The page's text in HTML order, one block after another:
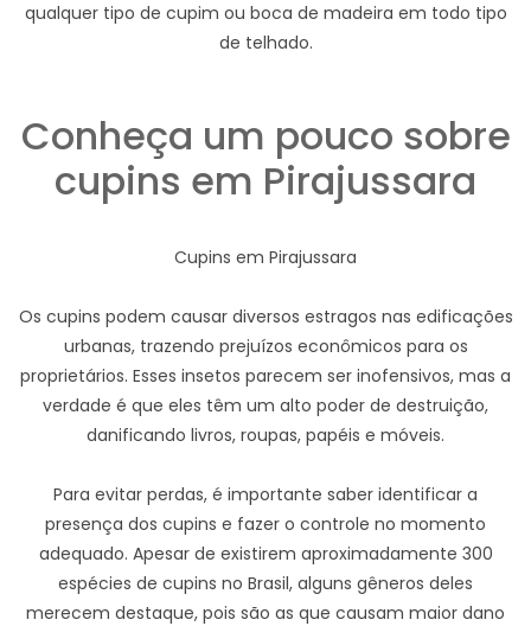
qualquer tipo de cupim ou boca de madeira em todo tipo
de telhado.
Conheça um pouco sobre
cupins em Pirajussara
Cupins em Pirajussara
Os cupins podem causar diversos estragos nas edificações
urbanas, trazendo prejuízos econômicos para os
proprietários. Esses insetos parecem ser inofensivos, mas a
verdade é que eles têm um alto poder de destruição,
danificando livros, roupas, papéis e móveis.
Para evitar perdas, é importante saber identificar a
presença dos cupins e fazer o controle no momento
adequado. Apesar de existirem aproximadamente 300
espécies de cupins no Brasil, alguns gêneros deles
merecem destaque, pois são as que causam maior dano